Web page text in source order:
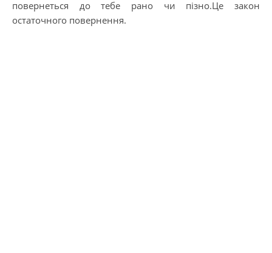
повернеться до тебе рано чи пізно.Це закон
остаточного повернення.